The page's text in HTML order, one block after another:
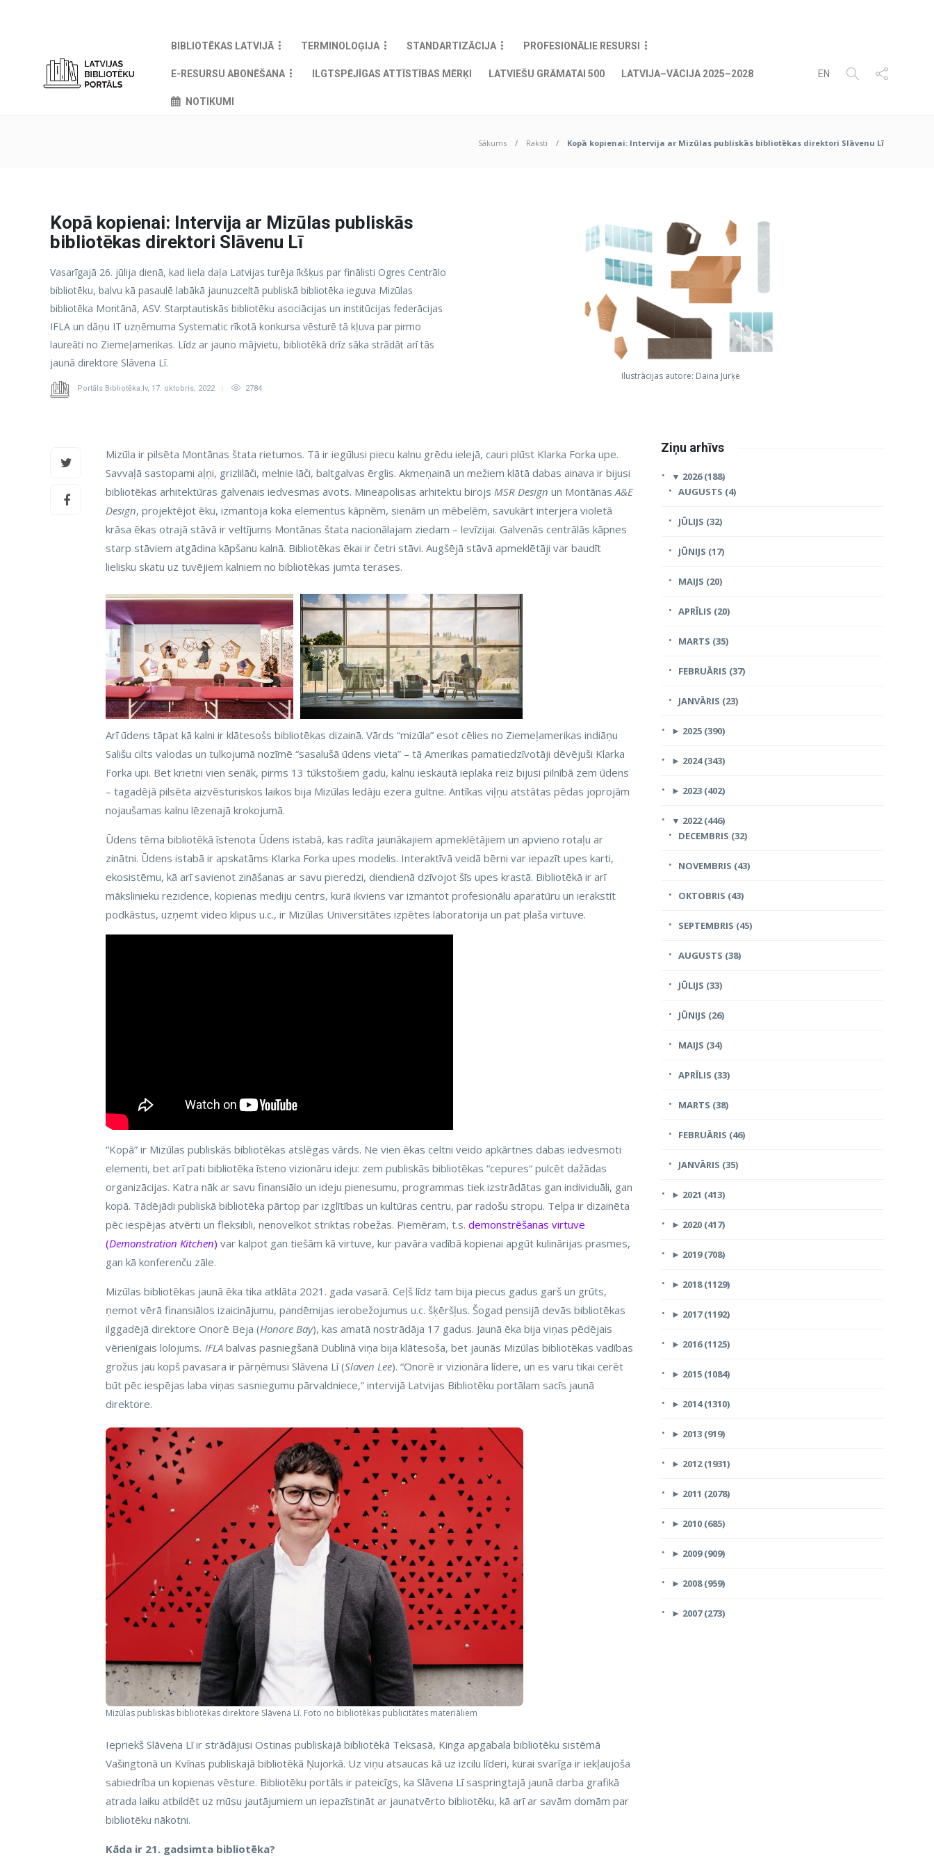
BIBLIOTĒKAS LATVIJĀ TERMINOLOĢIJA STANDARTIZĀCIJA PROFESIONĀLIE RESURSI
E-RESURSU ABONĒŠANA ILGTSPĒJĪGAS ATTĪSTĪBAS MĒRĶI LATVIEŠU GRĀMATAI 500 LATVIJA–VĀCIJA 2025–2028
NOTIKUMI
EN
Sākums Raksti Kopā kopienai: Intervija ar Mizūlas publiskās bibliotēkas direktori Slāvenu Lī
Kopā kopienai: Intervija ar Mizūlas publiskās
bibliotēkas direktori Slāvenu Lī
Vasarīgajā 26. jūlija dienā, kad liela daļa Latvijas turēja īkšķus par finālisti Ogres Centrālo
bibliotēku, balvu kā pasaulē labākā jaunuzceltā publiskā bibliotēka ieguva Mizūlas
bibliotēka Montānā, ASV. Starptautiskās bibliotēku asociācijas un institūcijas federācijas
IFLA un dāņu IT uzņēmuma Systematic rīkotā konkursa vēsturē tā kļuva par pirmo
laureāti no Ziemeļamerikas. Līdz ar jauno mājvietu, bibliotēkā drīz sāka strādāt arī tās
jaunā direktore Slāvena Lī.
Portāls Bibliotēka.lv, 17. oktobris, 2022 2784
Ilustrācijas autore: Daina Jurķe
Mizūla ir pilsēta Montānas štata rietumos. Tā ir iegūlusi piecu kalnu grēdu ielejā, cauri plūst Klarka Forka upe.
Savvaļā sastopami aļņi, grizlilāči, melnie lāči, baltgalvas ērglis. Akmeņainā un mežiem klātā dabas ainava ir bijusi
bibliotēkas arhitektūras galvenais iedvesmas avots. Mineapolisas arhitektu birojs MSR Design un MontānasA&E
Design, projektējot ēku, izmantoja koka elementus kāpnēm, sienām un mēbelēm, savukārt interjera violetā
krāsa ēkas otrajā stāvā ir veltījums Montānas štata nacionālajam ziedam – levīzijai. Galvenās centrālās kāpnes
starp stāviem atgādina kāpšanu kalnā. Bibliotēkas ēkai ir četri stāvi. Augšējā stāvā apmeklētāji var baudīt
lielisku skatu uz tuvējiem kalniem no bibliotēkas jumta terases.
Arī ūdens tāpat kā kalni ir klātesošs bibliotēkas dizainā. Vārds “mizūla” esot cēlies no Ziemeļamerikas indiāņu
Sališu cilts valodas un tulkojumā nozīmē “sasalušā ūdens vieta” – tā Amerikas pamatiedzīvotāji dēvējuši Klarka
Forka upi. Bet krietni vien senāk, pirms 13 tūkstošiem gadu, kalnu ieskautā ieplaka reiz bijusi pilnībā zem ūdens
– tagadējā pilsēta aizvēsturiskos laikos bija Mizūlas ledāju ezera gultne. Antīkas viļņu atstātas pēdas joprojām
nojaušamas kalnu lēzenajā krokojumā.
Ūdens tēma bibliotēkā īstenota Ūdens istabā, kas radīta jaunākajiem apmeklētājiem un apvieno rotaļu ar
zinātni. Ūdens istabā ir apskatāms Klarka Forka upes modelis. Interaktīvā veidā bērni var iepazīt upes karti,
ekosistēmu, kā arī savienot zināšanas ar savu pieredzi, diendienā dzīvojot šīs upes krastā. Bibliotēkā ir arī
mākslinieku rezidence, kopienas mediju centrs, kurā ikviens var izmantot profesionālu aparatūru un ierakstīt
podkāstus, uzņemt video klipus u.c., ir Mizūlas Universitātes izpētes laboratorija un pat plaša virtuve.
“Kopā” ir Mizūlas publiskās bibliotēkas atslēgas vārds. Ne vien ēkas celtni veido apkārtnes dabas iedvesmoti
elementi, bet arī pati bibliotēka īsteno vizionāru ideju: zem publiskās bibliotēkas “cepures“ pulcēt dažādas
organizācijas. Katra nāk ar savu finansiālo un ideju pienesumu, programmas tiek izstrādātas gan individuāli, gan
kopā. Tādējādi publiskā bibliotēka pārtop par izglītības un kultūras centru, par radošu stropu. Telpa ir dizainēta
pēc iespējas atvērti un fleksibli, nenovelkot striktas robežas. Piemēram, t.s. demonstrēšanas virtuve
(Demonstration Kitchen) var kalpot gan tiešām kā virtuve, kur pavāra vadībā kopienai apgūt kulinārijas prasmes,
gan kā konferenču zāle.
Mizūlas bibliotēkas jaunā ēka tika atklāta 2021. gada vasarā. Ceļš līdz tam bija piecus gadus garš un grūts,
ņemot vērā finansiālos izaicinājumu, pandēmijas ierobežojumus u.c. šķēršļus. Šogad pensijā devās bibliotēkas
ilggadējā direktore Onorē Beja (Honore Bay), kas amatā nostrādāja 17 gadus. Jaunā ēka bija viņas pēdējais
vērienīgais lolojums. IFLA balvas pasniegšanā Dublinā viņa bija klātesoša, bet jaunās Mizūlas bibliotēkas vadības
grožus jau kopš pavasara ir pārņēmusi Slāvena Lī (Slaven Lee). “Onorē ir vizionāra līdere, un es varu tikai cerēt
būt pēc iespējas laba viņas sasniegumu pārvaldniece,” intervijā Latvijas Bibliotēku portālam sacīs jaunā
direktore.
Mizūlas publiskās bibliotēkas direktore Slāvena Lī. Foto no bibliotēkas publicitātes materiāliem
Iepriekš Slāvena Lī ir strādājusi Ostinas publiskajā bibliotēkā Teksasā, Kinga apgabala bibliotēku sistēmā
Vašingtonā un Kvīnas publiskajā bibliotēkā Ņujorkā. Uz viņu atsaucas kā uz izcilu līderi, kurai svarīga ir iekļaujoša
sabiedrība un kopienas vēsture. Bibliotēku portāls ir pateicīgs, ka Slāvena Lī saspringtajā jaunā darba grafikā
atrada laiku atbildēt uz mūsu jautājumiem un iepazīstināt ar jaunatvērto bibliotēku, kā arī ar savām domām par
bibliotēku nākotni.
Kāda ir 21. gadsimta bibliotēka?
Ziņu arhīvs
▼ 2026 (188)
AUGUSTS (4)
JŪLIJS (32)
JŪNIJS (17)
MAIJS (20)
APRĪLIS (20)
MARTS (35)
FEBRUĀRIS (37)
JANVĀRIS (23)
► 2025 (390)
► 2024 (343)
► 2023 (402)
▼ 2022 (446)
DECEMBRIS (32)
NOVEMBRIS (43)
OKTOBRIS (43)
SEPTEMBRIS (45)
AUGUSTS (38)
JŪLIJS (33)
JŪNIJS (26)
MAIJS (34)
APRĪLIS (33)
MARTS (38)
FEBRUĀRIS (46)
JANVĀRIS (35)
► 2021 (413)
► 2020 (417)
► 2019 (708)
► 2018 (1129)
► 2017 (1192)
► 2016 (1125)
► 2015 (1084)
► 2014 (1310)
► 2013 (919)
► 2012 (1931)
► 2011 (2078)
► 2010 (685)
► 2009 (909)
► 2008 (959)
► 2007 (273)